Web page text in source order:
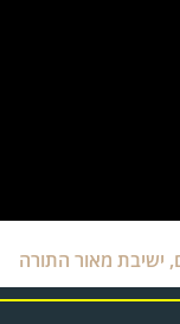
, ישיבת מאור התורה